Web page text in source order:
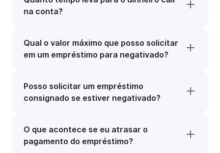
na conta?
Qual o valor máximo que posso solicitar
em um empréstimo para negativado?
Posso solicitar um empréstimo
consignado se estiver negativado?
O que acontece se eu atrasar o
pagamento do empréstimo?